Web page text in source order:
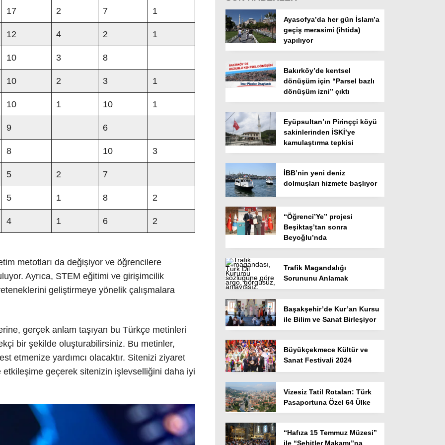
17 2 7 1
12 4 2 1
10 3 8
10 2 3 1
10 1 10 1
9 6
8 10 3
5 2 7
5 1 8 2
4 1 6 2
metotları da değişiyor ve öğrencilere
Ayrıca, STEM eğitimi ve girişimcilik
geliştirmeye yönelik çalışmalara
gerçek anlam taşıyan bu Türkçe metinleri
bir şekilde oluşturabilirsiniz. Bu metinler,
etmenize yardımcı olacaktır. Sitenizi ziyaret
etkileşime geçerek sitenizin işlevselliğini daha iyi
Ayasofya’da her gün İslam’a
geçiş merasimi (ihtida)
yapılıyor
Bakırköy’de kentsel
dönüşüm için “Parsel bazlı
dönüşüm izni” çıktı
Eyüpsultan’ın Pirinççi köyü
sakinlerinden İSKİ’ye
kamulaştırma tepkisi
İBB’nin yeni deniz
dolmuşları hizmete başlıyor
“Öğrenci’Ye” projesi
Beşiktaş’tan sonra
Beyoğlu’nda
Trafik Magandalığı
Sorununu Anlamak
Başakşehir’de Kur’an Kursu
ile Bilim ve Sanat Birleşiyor
Büyükçekmece Kültür ve
Sanat Festivali 2024
Vizesiz Tatil Rotaları: Türk
Pasaportuna Özel 64 Ülke
“Hafıza 15 Temmuz Müzesi”
ile “Şehitler Makamı”na